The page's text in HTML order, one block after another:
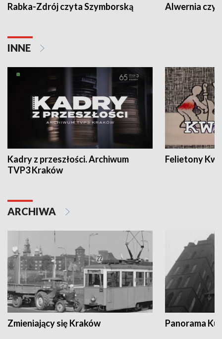
Rabka-Zdrój czyta Szymborską Alwernia
INNE
Kadry z przeszłości. Archiwum
TVP3 Kraków
Felietony
ARCHIWA
Zmieniający się Kraków Panorama